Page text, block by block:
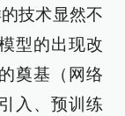
技术显然不
型的出现改
奠基（网络
入、预训练